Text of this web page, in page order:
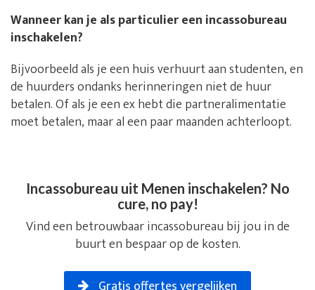
Wanneer kan je als particulier een incassobureau
inschakelen?
Bijvoorbeeld als je een huis verhuurt aan studenten, en
de huurders ondanks herinneringen niet de huur
betalen. Of als je een ex hebt die partneralimentatie
moet betalen, maar al een paar maanden achterloopt.
Incassobureau uit Menen inschakelen? No
cure, no pay!
Vind een betrouwbaar incassobureau bij jou in de
buurt en bespaar op de kosten.